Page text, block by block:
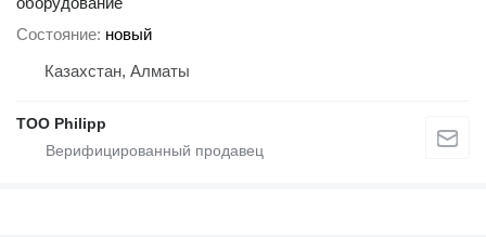
Состояние новый
Казахстан, Алматы
ТОО Philipp